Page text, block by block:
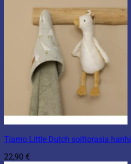
Tiamo Little Dutch soittorasia hanhi
22,90 €